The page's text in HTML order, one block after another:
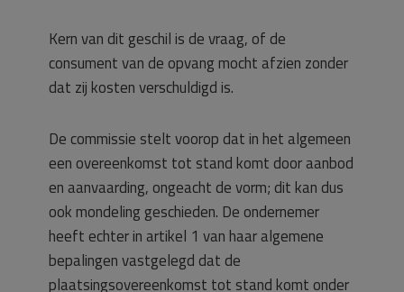
Kern van dit geschil is de vraag, of de
consument van de opvang mocht afzien zonder
dat zij kosten verschuldigd is.
De commissie stelt voorop dat in het algemeen
een overeenkomst tot stand komt door aanbod
en aanvaarding, ongeacht de vorm; dit kan dus
ook mondeling geschieden. De ondernemer
heeft echter in artikel 1 van haar algemene
bepalingen vastgelegd dat de
plaatsingsovereenkomst tot stand komt onder